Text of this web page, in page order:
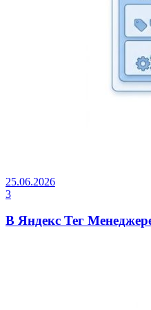
25.06.2026
3
В Яндекс Тег